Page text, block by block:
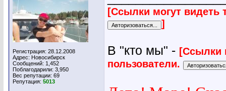
Регистрация: 28.12.2008
Адрес: Новосибирск
Сообщений: 1,452
Поблагодарили: 3,950
Вес репутации: 69
Репутация: 5013
[Ссылки могут видеть
]
В "кто мы" - [Ссылки
пользователи.